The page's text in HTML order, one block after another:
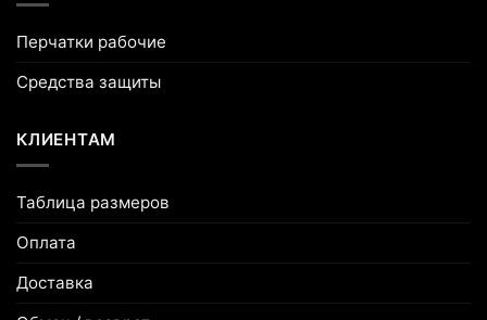
Перчатки рабочие
Средства защиты
КЛИЕНТАМ
Таблица размеров
Оплата
Доставка